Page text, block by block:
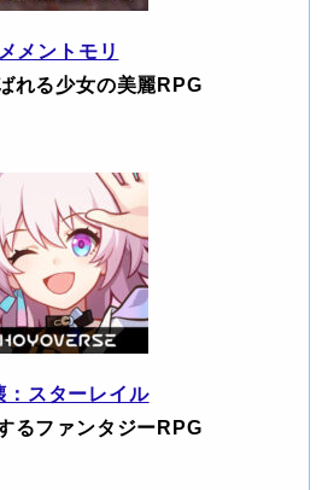
メメントモリ
れる少女の美麗RPG
：スターレイル
るファンタジーRPG